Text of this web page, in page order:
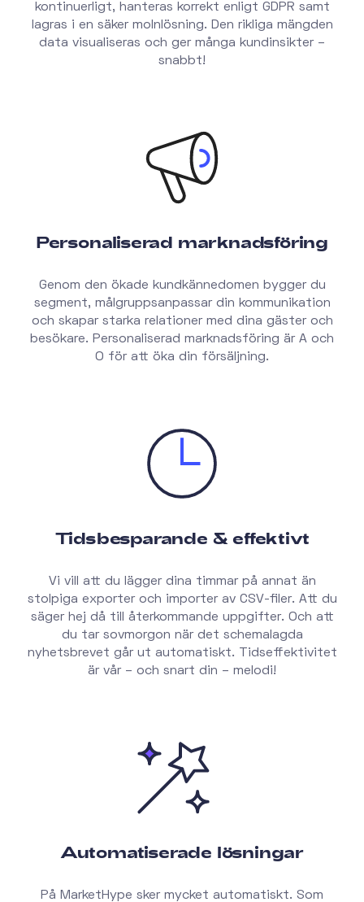
kontinuerligt, hanteras korrekt enligt GDPR samt
lagras i en säker molnlösning. Den rikliga mängden
data visualiseras och ger många kundinsikter –
snabbt!
Personaliserad marknadsföring
Genom den ökade kundkännedomen bygger du
segment, målgruppsanpassar din kommunikation
och skapar starka relationer med dina gäster och
besökare. Personaliserad marknadsföring är A och
O för att öka din försäljning.
Tidsbesparande & effektivt
Vi vill att du lägger dina timmar på annat än
stolpiga exporter och importer av CSV-filer. Att du
säger hej då till återkommande uppgifter. Och att
du tar sovmorgon när det schemalagda
nyhetsbrevet går ut automatiskt. Tidseffektivitet
är vår – och snart din – melodi!
Automatiserade lösningar
På MarketHype sker mycket automatiskt. Som